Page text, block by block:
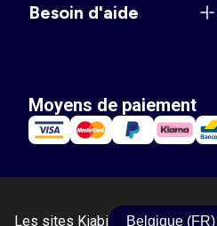
Besoin d'aide
Moyens de paiement
Les sites Kiabi